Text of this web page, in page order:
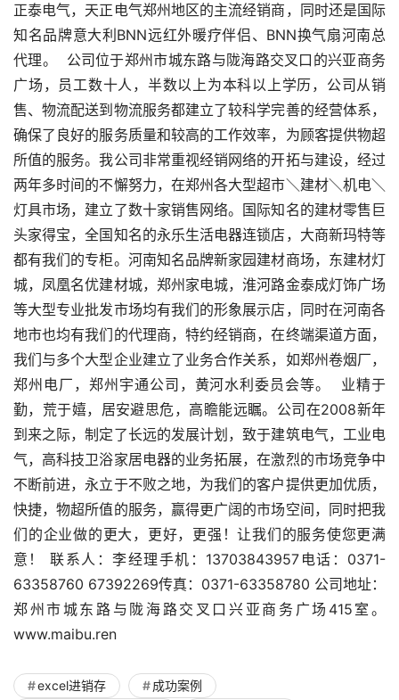
正泰电气，天正电气郑州地区的主流经销商，同时还是国际
知名品牌意大利BNN远红外暖疗伴侣、BNN换气扇河南总
代理。  公司位于郑州市城东路与陇海路交叉口的兴亚商务
广场，员工数十人，半数以上为本科以上学历，公司从销
售、物流配送到物流服务都建立了较科学完善的经营体系，
确保了良好的服务质量和较高的工作效率，为顾客提供物超
所值的服务。我公司非常重视经销网络的开拓与建设，经过
两年多时间的不懈努力，在郑州各大型超市＼建材＼机电＼
灯具市场，建立了数十家销售网络。国际知名的建材零售巨
头家得宝，全国知名的永乐生活电器连锁店，大商新玛特等
都有我们的专柜。河南知名品牌新家园建材商场，东建材灯
城，凤凰名优建材城，郑州家电城，淮河路金泰成灯饰广场
等大型专业批发市场均有我们的形象展示店，同时在河南各
地市也均有我们的代理商，特约经销商，在终端渠道方面，
我们与多个大型企业建立了业务合作关系，如郑州卷烟厂，
郑州电厂，郑州宇通公司，黄河水利委员会等。  业精于
勤，荒于嬉，居安避思危，高瞻能远瞩。公司在2008新年
到来之际，制定了长远的发展计划，致于建筑电气，工业电
气，高科技卫浴家居电器的业务拓展，在激烈的市场竞争中
不断前进，永立于不败之地，为我们的客户提供更加优质，
快捷，物超所值的服务，赢得更广阔的市场空间，同时把我
们的企业做的更大，更好，更强！让我们的服务使您更满
意！ 联系人：李经理手机：13703843957电话：0371-
63358760 67392269传真：0371-63358780 公司地址：
郑州市城东路与陇海路交叉口兴亚商务广场415室。
www.maibu.ren
excel进销存
成功案例